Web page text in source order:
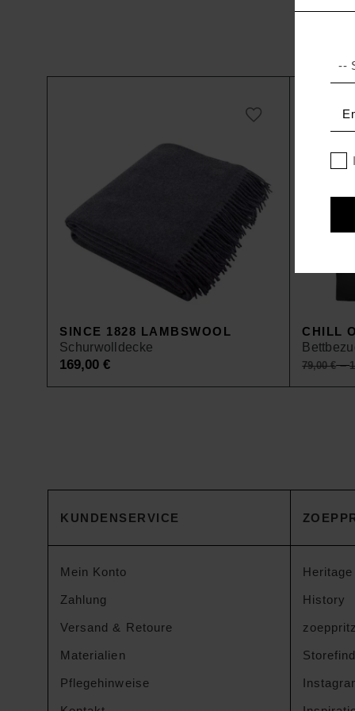
SINCE 1828 LAMBSWOOL
Schurwolldecke
169,00 €
CHILL
79,00€–
KUNDENSERVICE
Mein Konto
Zahlung
Versand & Retoure
Materialien
Pflegehinweise
History